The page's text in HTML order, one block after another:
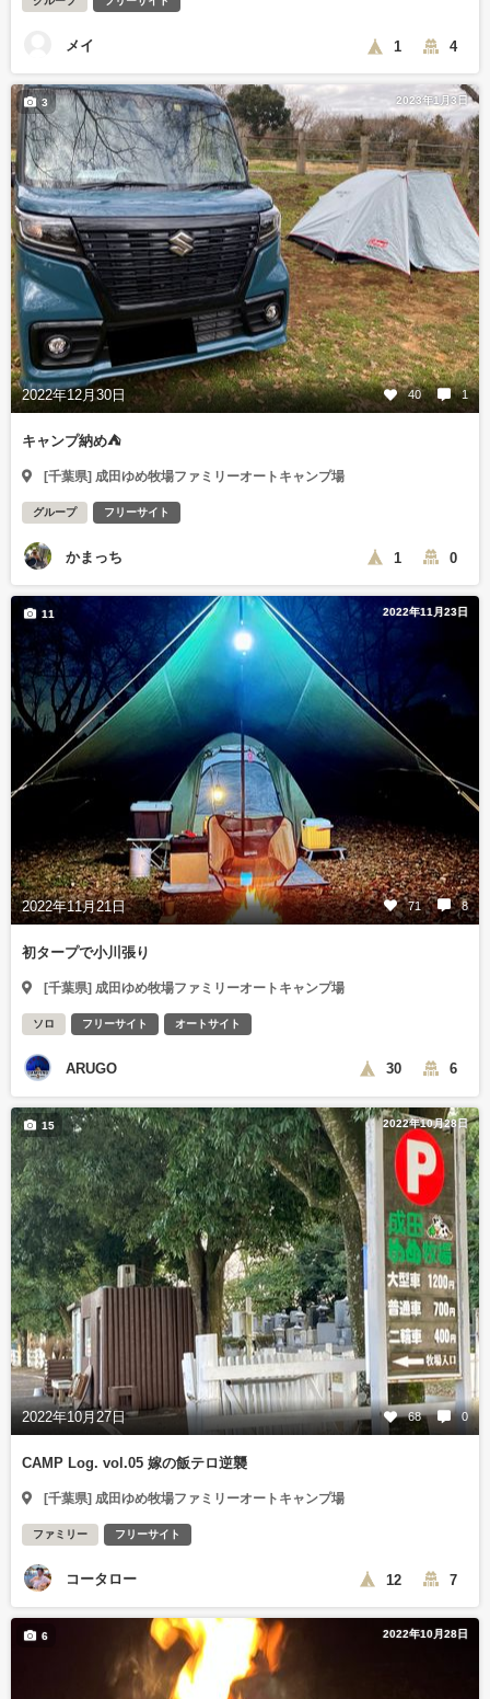
メイ 1 4
2023年1月3日
2022年12月30日 40 1
3
キャンプ納め⛺️
[千葉県] 成田ゆめ牧場ファミリーオートキャンプ場
グループ フリーサイト
かまっち 1 0
2022年11月23日
2022年11月21日 71 8
11
初タープで小川張り
[千葉県] 成田ゆめ牧場ファミリーオートキャンプ場
ソロ フリーサイト オートサイト
ARUGO 30 6
2022年10月28日
2022年10月27日 68 0
15
CAMP Log. vol.05 嫁の飯テロ逆襲
[千葉県] 成田ゆめ牧場ファミリーオートキャンプ場
ファミリー フリーサイト
コータロー 12 7
2022年10月28日
6